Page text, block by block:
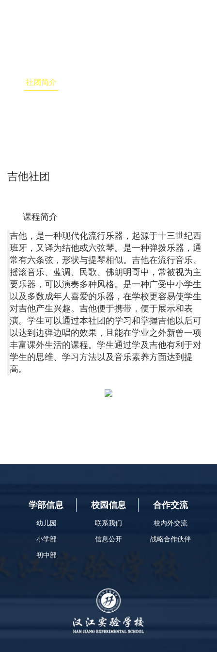
社团简介
吉他社团
课程简介
吉他，是一种现代化流行乐器，起源于十三世纪西
班牙， 又译为结他或六弦琴。是一种弹拨乐器，通
常有六条弦，形状与提琴相似。吉他在流行音乐、
摇滚音乐、蓝调、民歌、佛朗明哥中，常被视为主
要乐器，可以演奏多种风格。是一种广受中小学生
以及多数成年人喜爱的乐器，在学校更容易使学生
对吉他产生兴趣。吉他便于携带，便于展示和表
演。学生可以通过本社团的学习和掌握吉他以后可
以达到边弹边唱的效果，且能在学业之外新曾一项
丰富课外生活的课程。学生通过学及吉他有利于对
学生的思维、学习方法以及音乐素养方面达到提
高。
学部信息
幼儿园
小学部
初中部
校园信息
联系我们
信息公开
合作交流
校内外交流
战略合作伙伴